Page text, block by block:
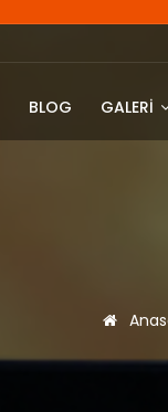
BLOG GALERİ